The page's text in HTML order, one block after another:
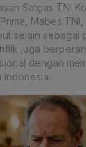
Satgas TNI
Mabes
selain sebagai
juga
dengan
Indonesia.